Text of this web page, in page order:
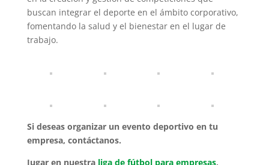
buscan integrar el deporte en el ámbito corporativo,
fomentando la salud y el bienestar en el lugar de
trabajo.
Si deseas organizar un evento deportivo en tu
empresa, contáctanos.
Jugar en nuestraliga de fútbol para empresas,